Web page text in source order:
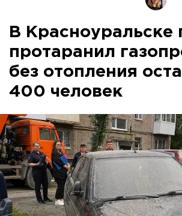
В Красноуральске
протаранил
без отопления
400 человек